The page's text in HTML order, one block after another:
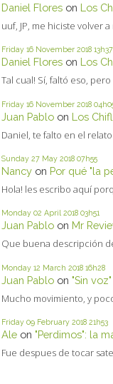
Daniel Flores on Los
uuf, JP, me hiciste volver
Friday 16 November 2018 13h37
Daniel Flores on Los
Tal cual! Sí, faltó eso,
Friday 16 November 2018
Juan Pablo on Los
Daniel, te falto en el
Sunday 27 May 2018 07h55
Nancy on Por qué "la
Hola! les escribo aquí
Monday 02 April 2018 03h51
Juan Pablo on Mr
Que buena descripción
Monday 12 March 2018 16h28
Juan Pablo on "Sin
Mucho movimiento, y
Friday 09 February 2018 21h53
Ale on "Perdimos": la
Fue despues de tocar